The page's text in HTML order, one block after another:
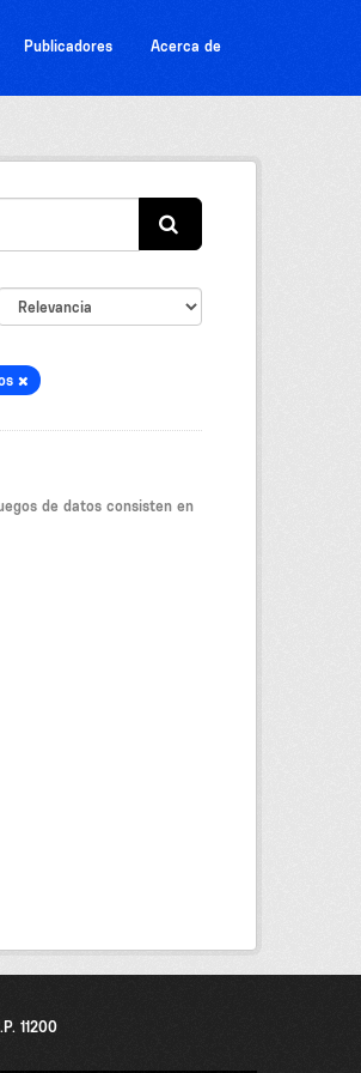
Publicadores Acerca de
de datos consisten en
11200